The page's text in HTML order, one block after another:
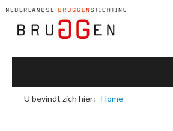
U bevindt zich hier: Home